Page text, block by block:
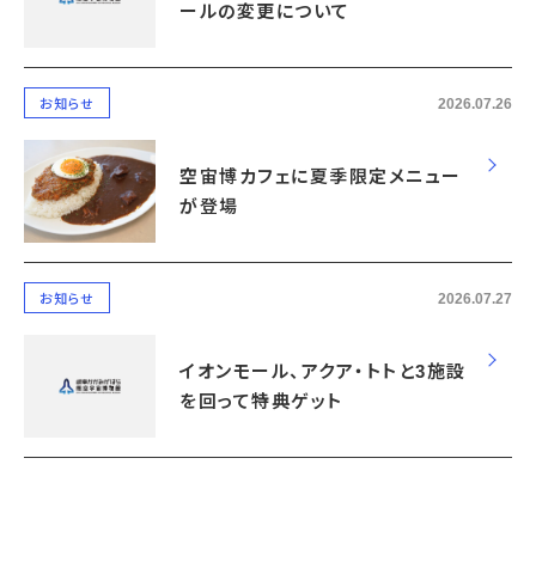
ールの変更について
お知らせ
空宙博カフェに夏季限定メニュー
が登場
2026.07.26
お知らせ
イオンモール、アクア・トトと3施設
を回って特典ゲット
2026.07.27